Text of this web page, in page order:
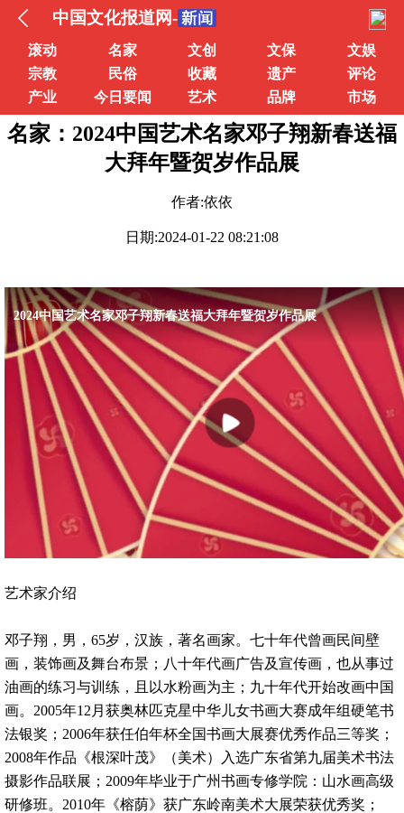
中国文化报道网-
滚动 名家 文创 文保
文娱
宗教
民俗 收藏 遗产
评论
产业
今日要闻 艺术 品牌 市场
名家：2024中国艺术名家邓子翔新春送福
大拜年暨贺岁作品展
作者:依依
日期:2024-01-22 08:21:08
艺术家介绍
邓子翔，男，65岁，汉族，著名画家。七十年代曾画民间壁
画，装饰画及舞台布景；八十年代画广告及宣传画，也从事过
油画的练习与训练，且以水粉画为主；九十年代开始改画中国
画。2005年12月获奥林匹克星中华儿女书画大赛成年组硬笔书
法银奖；2006年获任伯年杯全国书画大展赛优秀作品三等奖；
2008年作品《根深叶茂》（美术）入选广东省第九届美术书法
摄影作品联展；2009年毕业于广州书画专修学院：山水画高级
研修班。2010年《榕荫》获广东岭南美术大展荣获优秀奖；